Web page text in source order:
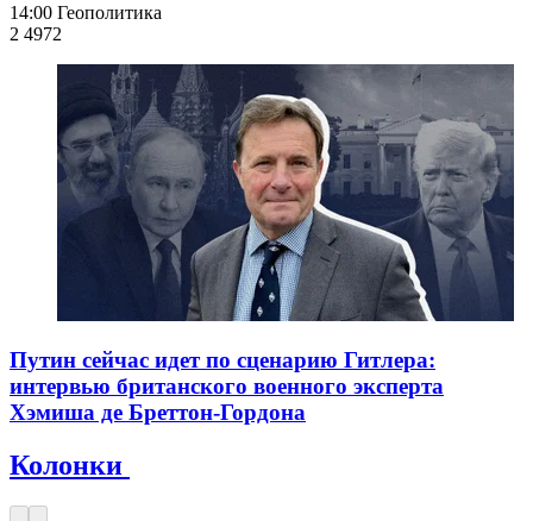
14:00 Геополитика
2 4972
Путин сейчас идет по сценарию Гитлера:
интервью британского военного эксперта
Хэмиша де Бреттон-Гордона
Колонки